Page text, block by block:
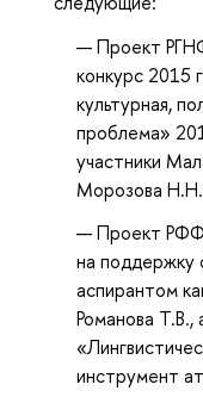
Проект
конкурс 2015
культурная,
проблема»
участники
Морозова
Проект
на поддержку
аспирантом
Романова
инструмент